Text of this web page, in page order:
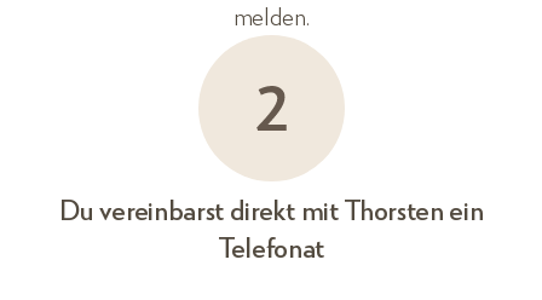
melden.
Du vereinbarst direkt mit Thorsten ein
Telefonat